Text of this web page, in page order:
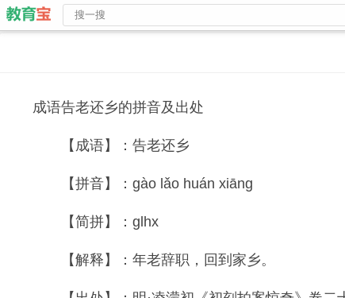
成语告老还乡的拼音及出处
【成语】：告老还乡
【拼音】：gào lǎo huán xiāng
【简拼】：glhx
【解释】：年老辞职，回到家乡。